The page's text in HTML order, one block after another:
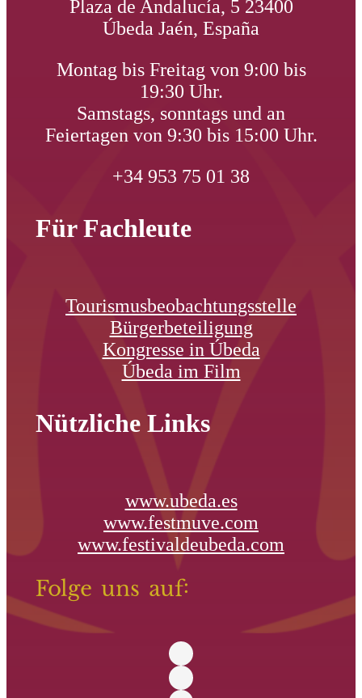
Plaza de Andalucía, 5 23400
Úbeda Jaén, España
Montag bis Freitag von 9:00 bis
19:30 Uhr.
Samstags, sonntags und an
Feiertagen von 9:30 bis 15:00 Uhr.
+34 953 75 01 38
Für Fachleute
Tourismusbeobachtungsstelle
Bürgerbeteiligung
Kongresse in Úbeda
Úbeda im Film
Nützliche Links
www.ubeda.es
www.festmuve.com
www.festivaldeubeda.com
Folge uns auf: